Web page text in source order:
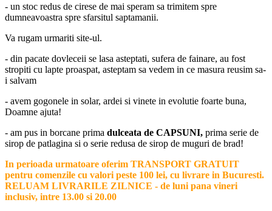
- un stoc redus de cirese de mai speram sa trimitem spre
dumneavoastra spre sfarsitul saptamanii.
Va rugam urmariti site-ul.
- din pacate dovleceii se lasa asteptati, sufera de fainare, au fost
stropiti cu lapte proaspat, asteptam sa vedem in ce masura reusim sa-
i salvam
- avem gogonele in solar, ardei si vinete in evolutie foarte buna,
Doamne ajuta!
- am pus in borcane prima dulceata de CAPSUNI, prima serie de
sirop de patlagina si o serie redusa de sirop de muguri de brad!
In perioada urmatoare oferim TRANSPORT GRATUIT
pentru comenzile cu valori peste 100 lei, cu livrare in Bucuresti.
RELUAM LIVRARILE ZILNICE - de luni pana vineri
inclusiv, intre 13.00 si 20.00